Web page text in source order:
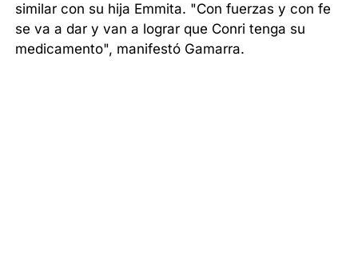
similar con su hija Emmita. "Con fuerzas y con fe
se va a dar y van a lograr que Conri tenga su
medicamento", manifestó Gamarra.